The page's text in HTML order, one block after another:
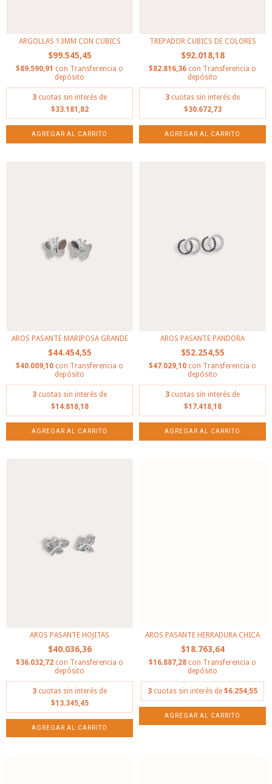
ARGOLLAS 13MM CON CUBICS
$99.545,45
$89.590,91 con Transferencia o
depósito
3 cuotas sin interés de
$33.181,82
TREPADOR CUBICS DE COLORES
$92.018,18
$82.816,36 con Transferencia o
depósito
3 cuotas sin interés de
$30.672,73
AROS PASANTE MARIPOSA GRANDE
$44.454,55
$40.009,10 con Transferencia o
depósito
3 cuotas sin interés de
$14.818,18
AROS PASANTE PANDORA
$52.254,55
$47.029,10 con Transferencia o
depósito
3 cuotas sin interés de
$17.418,18
AROS PASANTE HOJITAS
$40.036,36
$36.032,72 con Transferencia o
depósito
3 cuotas sin interés de
$13.345,45
AROS PASANTE HERRADURA CHICA
$18.763,64
$16.887,28 con Transferencia o
depósito
3 cuotas sin interés de $6.254,55